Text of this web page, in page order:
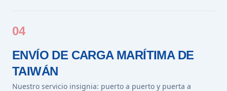
04
ENVÍO DE CARGA MARÍTIMA DE
TAIWÁN
Nuestro servicio insignia: puerto a puerto y puerta a